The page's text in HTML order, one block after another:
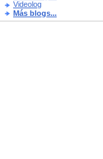
Videolog
Más blogs...